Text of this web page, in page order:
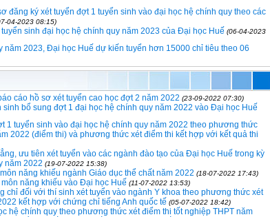
đăng ký xét tuyển đợt 1 tuyển sinh vào đại học hệ chính quy theo các
04-2023 08:15)
sinh đại học hệ chính quy năm 2023 của Đại học Huế (06-04-2023
năm 2023, Đại học Huế dự kiến tuyển hơn 15000 chỉ tiêu theo 06
cáo hồ sơ xét tuyển cao học đợt 2 năm 2022 (23-09-2022 07:30)
bổ sung đợt 1 đại học hệ chính quy năm 2022 vào Đại học Huế
1 tuyển sinh vào đại học hệ chính quy năm 2022 theo phương thức
2022 (điểm thi) và phương thức xét điểm thi kết hợp với kết quả thi
ưu tiên xét tuyển vào các ngành đào tạo của Đại học Huế trong kỳ
năm 2022 (19-07-2022 15:38)
năng khiếu ngành Giáo dục thể chất năm 2022 (18-07-2022 17:43)
năng khiếu vào Đại học Huế (11-07-2022 13:53)
chỉ đối với thí sinh xét tuyển vào ngành Y khoa theo phương thức xét
kết hợp với chứng chỉ tiếng Anh quốc tế (05-07-2022 18:42)
hệ chính quy theo phương thức xét điểm thi tốt nghiệp THPT năm